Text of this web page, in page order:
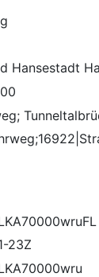
Hansestadt
23Z